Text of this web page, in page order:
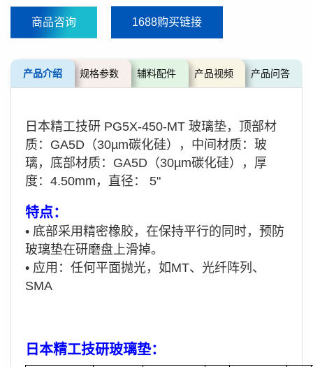
商品咨询 1688购买链接
产品介绍 规格参数 辅料配件 产品视频 产品问答
日本精工技研 PG5X-450-MT 玻璃垫，顶部材
质：GA5D（30µm碳化硅），中间材质：玻
璃，底部材质：GA5D（30µm碳化硅），厚
度：4.50mm，直径： 5"
特点：
• 底部采用精密橡胶，在保持平行的同时，预防
玻璃垫在研磨盘上滑掉。
• 应用：任何平面抛光，如MT、光纤阵列、
SMA
日本精工技研玻璃垫：